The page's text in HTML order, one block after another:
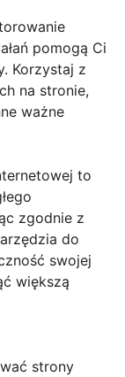
pomogą Ci
Korzystaj z
na stronie,
ważne
to
zgodnie z
do
swojej
większą
strony